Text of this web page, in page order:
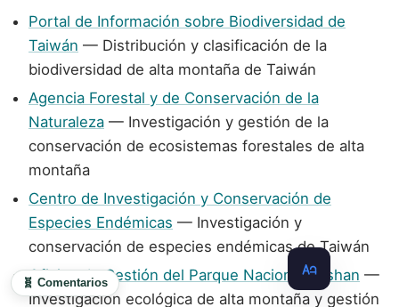
Portal de Información sobre Biodiversidad de
Taiwán — Distribución y clasificación de la
biodiversidad de alta montaña de Taiwán
Agencia Forestal y de Conservación de la
Naturaleza — Investigación y gestión de la
conservación de ecosistemas forestales de alta
montaña
Centro de Investigación y Conservación de
Especies Endémicas — Investigación y
conservación de especies endémicas de Taiwán
Oficina de Gestión del Parque Nacional Yushan —
Investigación ecológica de alta montaña y gestión
🧬 Comentarios